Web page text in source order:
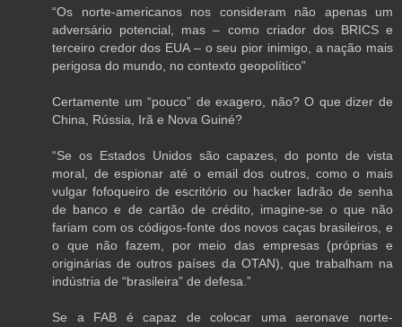
“Os norte-americanos nos consideram não apenas um
adversário potencial, mas – como criador dos BRICS e
terceiro credor dos EUA – o seu pior inimigo, a nação mais
perigosa do mundo, no contexto geopolítico”
Certamente um “pouco” de exagero, não? O que dizer de
China, Rússia, Irã e Nova Guiné?
“Se os Estados Unidos são capazes, do ponto de vista
moral, de espionar até o email dos outros, como o mais
vulgar fofoqueiro de escritório ou hacker ladrão de senha
de banco e de cartão de crédito, imagine-se o que não
fariam com os códigos-fonte dos novos caças brasileiros, e
o que não fazem, por meio das empresas (próprias e
originárias de outros países da OTAN), que trabalham na
indústria de “brasileira” de defesa.”
Se a FAB é capaz de colocar uma aeronave norte-